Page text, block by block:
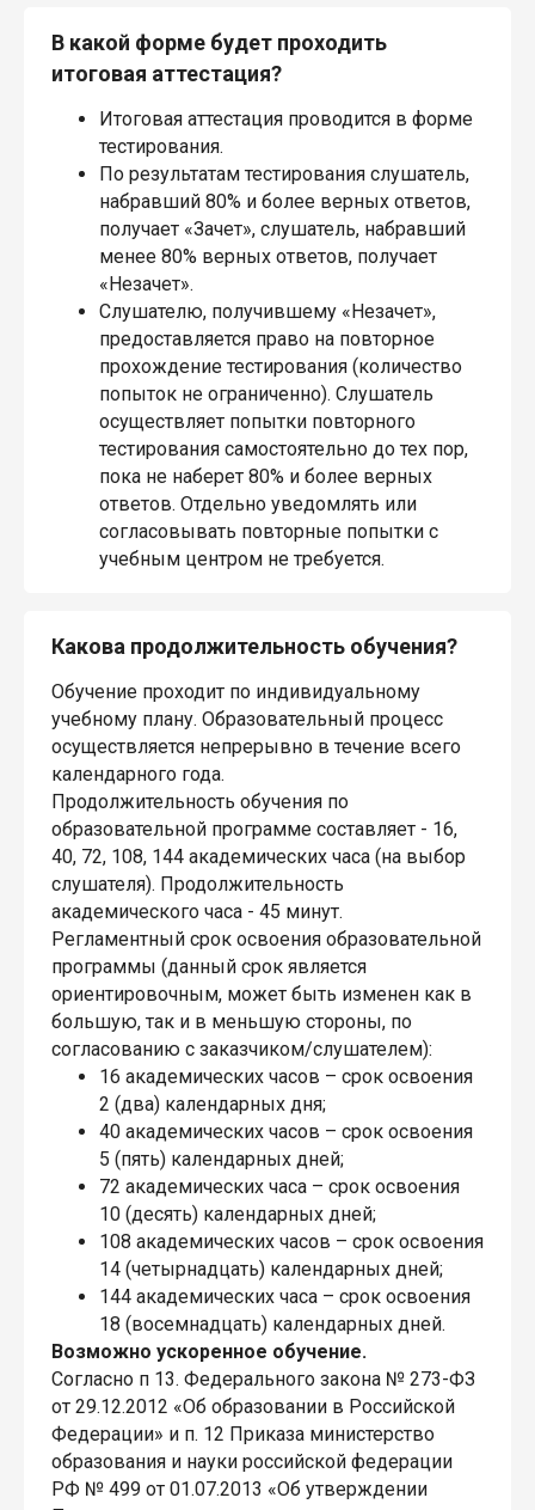
В какой форме будет проходить
итоговая аттестация?
Итоговая аттестация проводится в форме
тестирования.
По результатам тестирования слушатель,
набравший 80% и более верных ответов,
получает «Зачет», слушатель, набравший
менее 80% верных ответов, получает
«Незачет».
Слушателю, получившему «Незачет»,
предоставляется право на повторное
прохождение тестирования (количество
попыток не ограниченно). Слушатель
осуществляет попытки повторного
тестирования самостоятельно до тех пор,
пока не наберет 80% и более верных
ответов. Отдельно уведомлять или
согласовывать повторные попытки с
учебным центром не требуется.
Какова продолжительность обучения?
Обучение проходит по индивидуальному
учебному плану. Образовательный процесс
осуществляется непрерывно в течение всего
календарного года.
Продолжительность обучения по
образовательной программе составляет - 16,
40, 72, 108, 144 академических часа (на выбор
слушателя). Продолжительность
академического часа - 45 минут.
Регламентный срок освоения образовательной
программы (данный срок является
ориентировочным, может быть изменен как в
большую, так и в меньшую стороны, по
согласованию с заказчиком/слушателем):
16 академических часов – срок освоения
2 (два) календарных дня;
40 академических часов – срок освоения
5 (пять) календарных дней;
72 академических часа – срок освоения
10 (десять) календарных дней;
108 академических часов – срок освоения
14 (четырнадцать) календарных дней;
144 академических часа – срок освоения
18 (восемнадцать) календарных дней.
Возможно ускоренное обучение.
Согласно п 13. Федерального закона № 273-ФЗ
от 29.12.2012 «Об образовании в Российской
Федерации» и п. 12 Приказа министерство
образования и науки российской федерации
РФ № 499 от 01.07.2013 «Об утверждении